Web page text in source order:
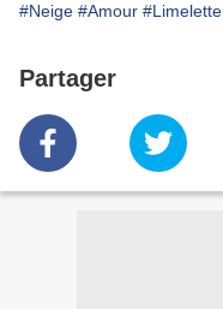
#Neige #Amour #Limelette
Partager